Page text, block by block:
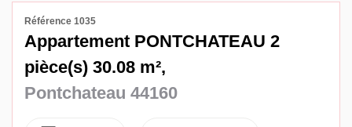
Référence 1035
Appartement PONTCHATEAU 2
pièce(s) 30.08 m²,
Pontchateau 44160